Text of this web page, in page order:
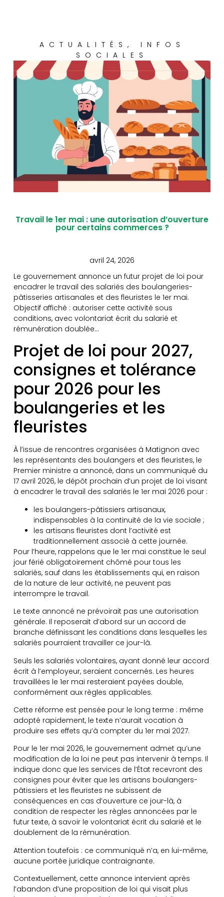
ACTUALITÉS , INFOS
SOCIALES
Travail le 1er mai : une autorisation d’ouverture
pour certains commerces ?
avril 24, 2026
Le gouvernement annonce un futur projet de loi pour
encadrer le travail des salariés des boulangeries-
pâtisseries artisanales et des fleuristes le 1er mai.
Objectif affiché : autoriser cette activité sous
conditions, avec volontariat écrit du salarié et
rémunération doublée…
Projet de loi pour 2027,
consignes et tolérance
pour 2026 pour les
boulangeries et les
fleuristes
À l’issue de rencontres organisées à Matignon avec
les représentants des boulangers et des fleuristes, le
Premier ministre a annoncé, dans un communiqué du
17 avril 2026, le dépôt prochain d’un projet de loi visant
à encadrer le travail des salariés le 1er mai 2026 pour :
les boulangers-pâtissiers artisanaux,
indispensables à la continuité de la vie sociale ;
les artisans fleuristes dont l’activité est
traditionnellement associé à cette journée.
Pour l’heure, rappelons que le 1er mai constitue le seul
jour férié obligatoirement chômé pour tous les
salariés, sauf dans les établissements qui, en raison
de la nature de leur activité, ne peuvent pas
interrompre le travail.
Le texte annoncé ne prévoirait pas une autorisation
générale. Il reposerait d’abord sur un accord de
branche définissant les conditions dans lesquelles les
salariés pourraient travailler ce jour-là.
Seuls les salariés volontaires, ayant donné leur accord
écrit à l’employeur, seraient concernés. Les heures
travaillées le 1er mai resteraient payées double,
conformément aux règles applicables.
Cette réforme est pensée pour le long terme : même
adopté rapidement, le texte n’aurait vocation à
produire ses effets qu’à compter du 1er mai 2027.
Pour le 1er mai 2026, le gouvernement admet qu’une
modification de la loi ne peut pas intervenir à temps. Il
indique donc que les services de l’État recevront des
consignes pour éviter que les artisans boulangers-
pâtissiers et les fleuristes ne subissent de
conséquences en cas d’ouverture ce jour-là, à
condition de respecter les règles annoncées par le
futur texte, à savoir le volontariat écrit du salarié et le
doublement de la rémunération.
Attention toutefois : ce communiqué n’a, en lui-même,
aucune portée juridique contraignante.
Contextuellement, cette annonce intervient après
l’abandon d’une proposition de loi qui visait plus